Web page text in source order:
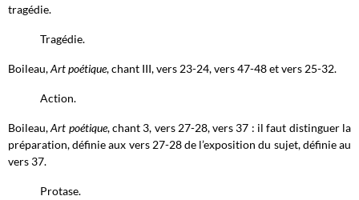
tragédie.
Tragédie.
Boileau,Art poétique, chant III, vers 23-24, vers 47-48 et vers 25-32.
Action.
Boileau,Art poétique, chant 3, vers 27-28, vers 37 : il faut distinguer la
préparation, définie aux vers 27-28 de l’exposition du sujet, définie au
vers 37.
Protase.